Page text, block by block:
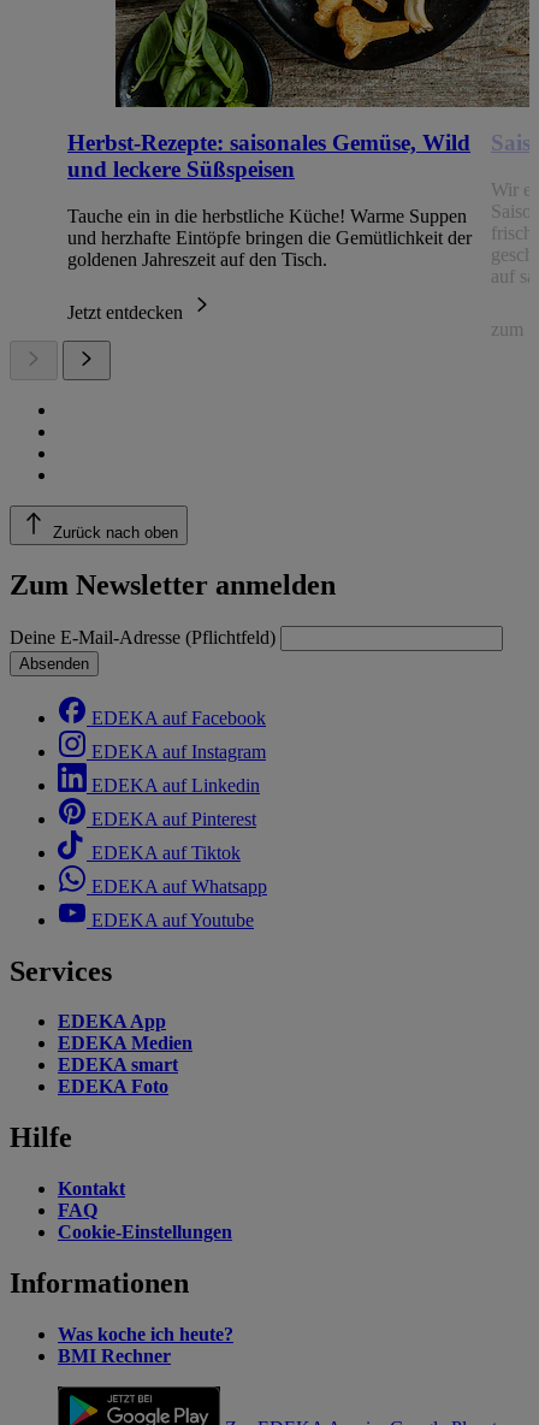
Herbst-Rezepte: saisonales Gemüse, Wild
und leckere Süßspeisen
Tauche ein in die herbstliche Küche! Warme Suppen
und herzhafte Eintöpfe bringen die Gemütlichkeit der
goldenen Jahreszeit auf den Tisch.
Jetzt entdecken
Wir
frisch
auf
zum
Zurück nach oben
Zum Newsletter anmelden
Deine E-Mail-Adresse (Pflichtfeld)
Absenden
EDEKA auf Facebook
EDEKA auf Instagram
EDEKA auf Linkedin
EDEKA auf Pinterest
EDEKA auf Tiktok
EDEKA auf Whatsapp
EDEKA auf Youtube
Services
EDEKA App
EDEKA Medien
EDEKA smart
EDEKA Foto
Hilfe
Kontakt
FAQ
Cookie-Einstellungen
Informationen
Was koche ich heute?
BMI Rechner